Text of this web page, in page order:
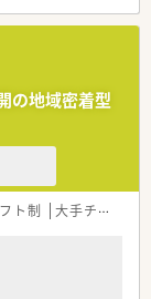
ほか、広域からも
客様からの相談
魅力です。
ストアです。さら
開。
ョンが多数あり！
をモットーに、
す。
の地域密着型
ト制 大手チェーン以外